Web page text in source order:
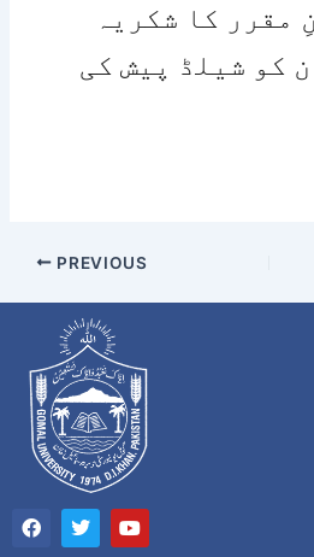
مقرر کا شکریہ
کو شیلڈ پیش کی
PREVIOUS
a
c
T
w
i
Y
o
u